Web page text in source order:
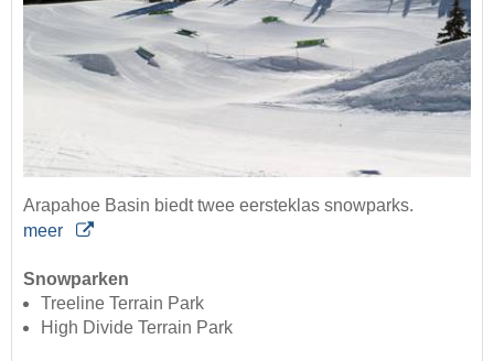
Arapahoe Basin biedt twee eersteklas snowparks.
meer
Snowparken
Treeline Terrain Park
High Divide Terrain Park